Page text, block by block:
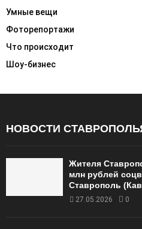
Умные вещи
Фоторепортажи
Что происходит
Шоу-бизнес
НОВОСТИ
Жителя
млн рублей
Ставрополь
27.05.2026 0